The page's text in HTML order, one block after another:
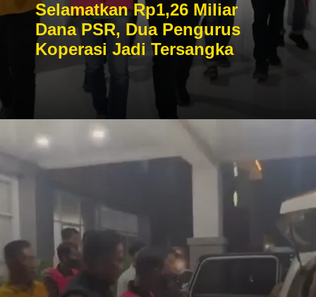
Selamatkan Rp1,26 Miliar
Dana PSR, Dua Pengurus
Koperasi Jadi Tersangka